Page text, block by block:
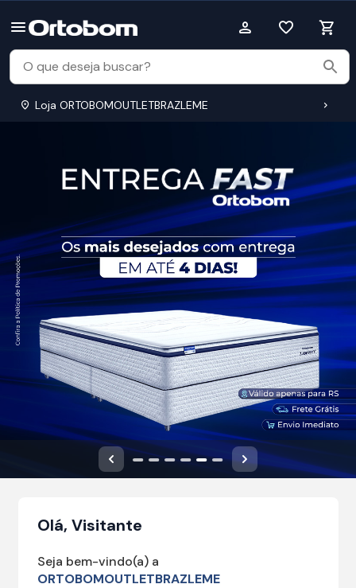
Loja ORTOBOMOUTLETBRAZLEME
Anterior Próximo
Olá, Visitante
Seja bem-vindo(a) a
ORTOBOMOUTLETBRAZLEME